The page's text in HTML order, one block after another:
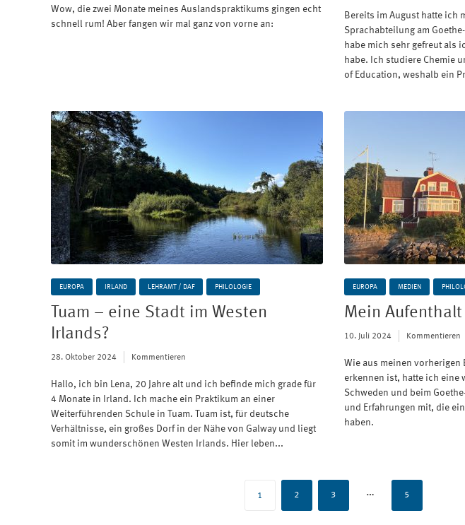
Wow, die zwei Monate meines Auslandspraktikums gingen echt
schnell rum! Aber fangen wir mal ganz von vorne an:
Bereits im August hatte ich
Sprachabteilung am
habe mich sehr gefreut als
habe. Ich studiere Chemie
of Education, weshalb ein
EUROPA IRLAND LEHRAMT / DAF PHILOLOGIE
Tuam – eine Stadt im Westen
Irlands?
28. Oktober 2024 Kommentieren
Hallo, ich bin Lena, 20 Jahre alt und ich befinde mich grade für
4 Monate in Irland. Ich mache ein Praktikum an einer
Weiterführenden Schule in Tuam. Tuam ist, für deutsche
Verhältnisse, ein großes Dorf in der Nähe von Galway und liegt
somit im wunderschönen Westen Irlands. Hier leben...
EUROPA MEDIEN
Mein
10. Juli 2024 Kommentieren
Wie aus meinen
erkennen ist, hatte ich eine
Schweden und beim
und Erfahrungen mit, die
haben.
1 2 3 … 5